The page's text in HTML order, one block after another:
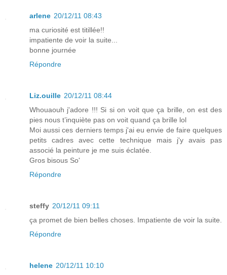
arlene 20/12/11 08:43
ma curiosité est titillée!!
impatiente de voir la suite...
bonne journée
Répondre
Liz.ouille 20/12/11 08:44
Whouaouh j'adore !!! Si si on voit que ça brille, on est des
pies nous t’inquiète pas on voit quand ça brille lol
Moi aussi ces derniers temps j'ai eu envie de faire quelques
petits cadres avec cette technique mais j'y avais pas
associé la peinture je me suis éclatée.
Gros bisous So'
Répondre
steffy 20/12/11 09:11
ça promet de bien belles choses. Impatiente de voir la suite.
Répondre
helene 20/12/11 10:10